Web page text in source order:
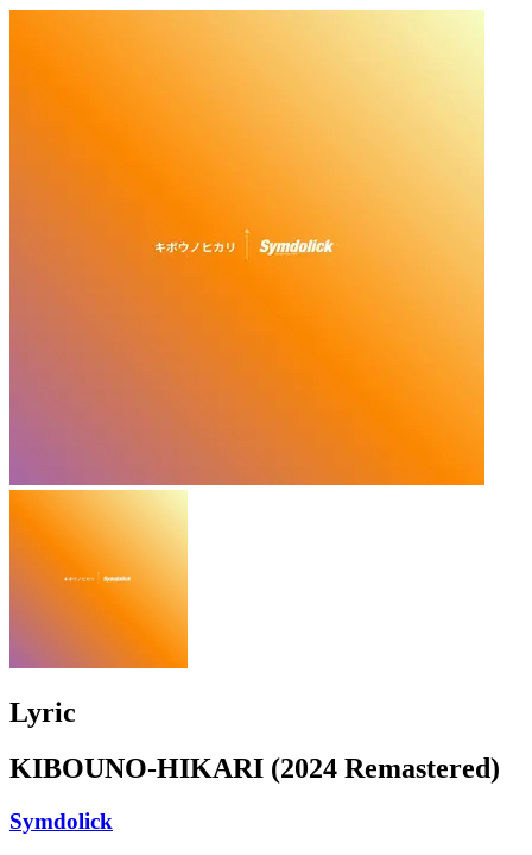
Lyric
KIBOUNO-HIKARI (2024 Remastered)
Symdolick